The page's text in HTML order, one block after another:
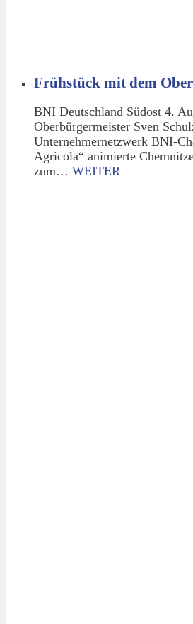
Frühstück mit dem
BNI Deutschland Südost 4.
Oberbürgermeister Sven
Unternehmernetzwerk BNI-
Agricola“ animierte
zum… WEITER